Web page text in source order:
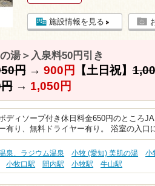
施設情報を見る
湯＞入泉料50円引き
円→ 900円 【土日祝】
→ 1,050円
ディソープ付き休日料金650円のところ
有り、無料ドライヤー有り。 浴室の入
泉、ラジウム温泉 小牧 (愛知) 美肌の湯
小
小牧口駅 間内駅 小牧駅 牛山駅